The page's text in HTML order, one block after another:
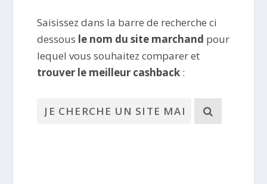
Saisissez dans la barre de recherche ci
dessous le nom du site marchand pour
lequel vous souhaitez comparer et
trouver le meilleur cashback :